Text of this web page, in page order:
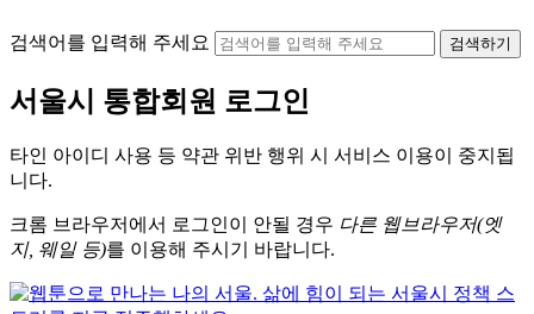
검색어를 입력해 주세요 검색하기
서울시 통합회원 로그인
타인 아이디 사용 등 약관 위반 행위 시 서비스 이용이 중지됩
니다.
크롬 브라우저에서 로그인이 안될 경우 다른 웹브라우저(엣
지, 웨일 등)를 이용해 주시기 바랍니다.